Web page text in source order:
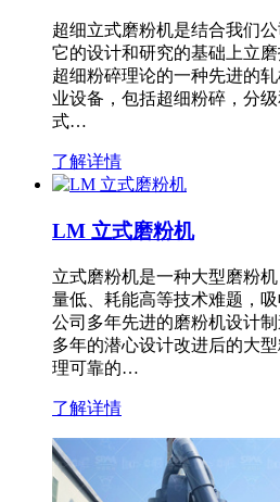
超细立式磨粉机是结合我们
它的设计和研究的基础上立
超细粉碎理论的一种先进的
业设备，包括超细粉碎，分
式…
了解详情
LM 立式磨粉机
立式磨粉机是一种大型磨粉
量低、耗能高等技术难题，
公司多年先进的磨粉机设计
多年的潜心设计改进后的大
理可靠的…
了解详情